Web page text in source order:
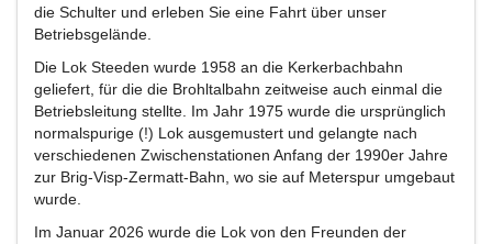
die Schulter und erleben Sie eine Fahrt über unser
Betriebsgelände.
Die Lok Steeden wurde 1958 an die Kerkerbachbahn
geliefert, für die die Brohltalbahn zeitweise auch einmal die
Betriebsleitung stellte. Im Jahr 1975 wurde die ursprünglich
normalspurige (!) Lok ausgemustert und gelangte nach
verschiedenen Zwischenstationen Anfang der 1990er Jahre
zur Brig-Visp-Zermatt-Bahn, wo sie auf Meterspur umgebaut
wurde.
Im Januar 2026 wurde die Lok von den Freunden der